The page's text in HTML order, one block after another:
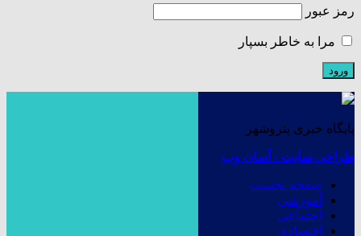
رمز عبور
مرا به خاطر بسپار
پایگاه خبری پتروشهر
طراحی سایت : آسان وب
صفحه نخست
آموزشی
اجتماعی
اقتصادی